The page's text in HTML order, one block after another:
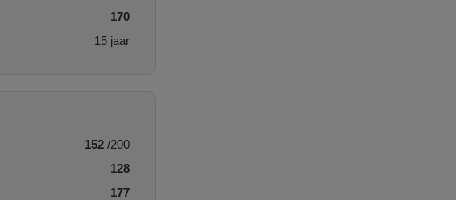
170
15 jaar
152 /200
128
177